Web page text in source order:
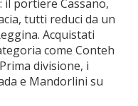
il portiere Cassano,
tutti reduci da un
Acquistati
come Conteh
divisione, i
e Mandorlini su